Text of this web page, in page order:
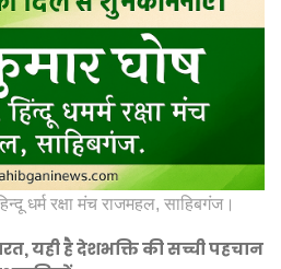
धर्म रक्षा मंच राजमहल, साहिबगंज।
यही है देशभक्ति की सच्ची पहचान